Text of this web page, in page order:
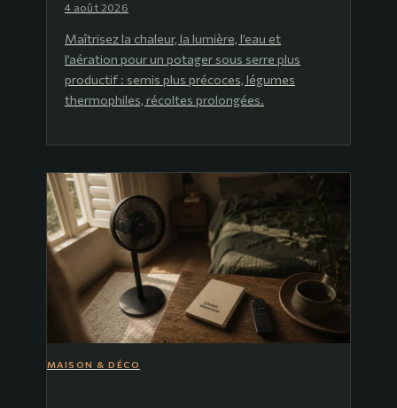
4 août 2026
Maîtrisez la chaleur, la lumière, l’eau et
l’aération pour un potager sous serre plus
productif : semis plus précoces, légumes
thermophiles, récoltes prolongées.
MAISON & DÉCO